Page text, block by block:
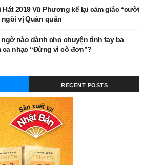
2019 Vũ Phương kể lại cảm giác “cười
vị Quán quân
ngờ nào dành cho chuyện tình tay ba
ca nhạc “Đừng vì cô đơn”?
RECENT POSTS